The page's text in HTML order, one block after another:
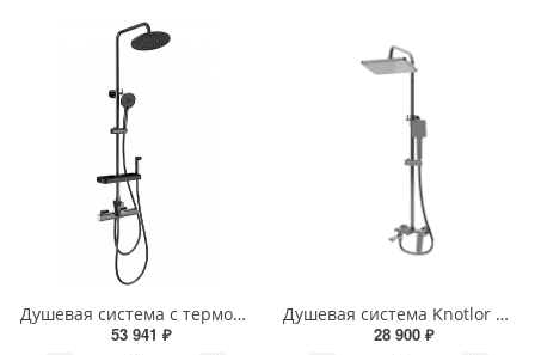
Душевая система с термостатом Wonzon & Woghand WW-C3017-A1-BGG темный графит
53 941 ₽
Душевая система Knotlor MUSE KN-62/GM вороненая сталь
28 900 ₽